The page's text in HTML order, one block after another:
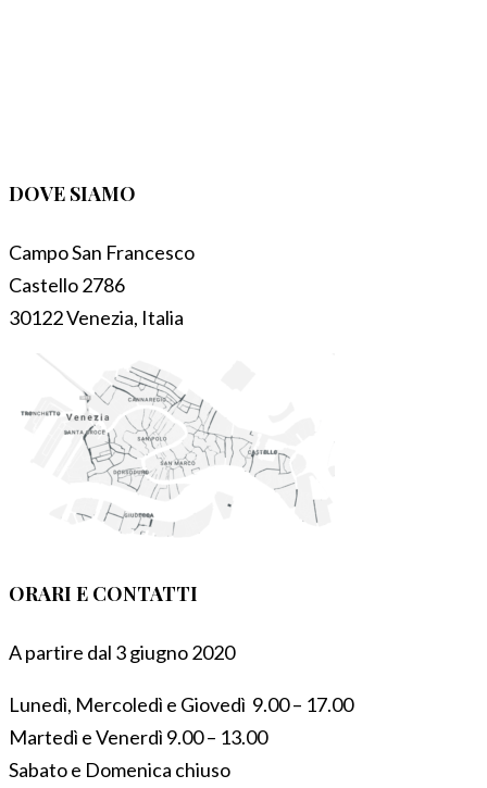
DOVE SIAMO
Campo San Francesco
Castello 2786
30122 Venezia, Italia
ORARI E CONTATTI
A partire dal 3 giugno 2020
Lunedì, Mercoledì e Giovedì 9.00 – 17.00
Martedì e Venerdì 9.00 – 13.00
Sabato e Domenica chiuso